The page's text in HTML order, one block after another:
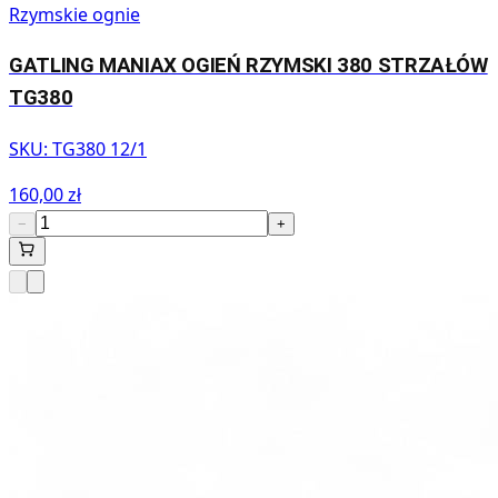
Rzymskie ognie
GATLING MANIAX OGIEŃ RZYMSKI 380 STRZAŁÓW
TG380
SKU: TG380 12/1
160,00 zł
− +